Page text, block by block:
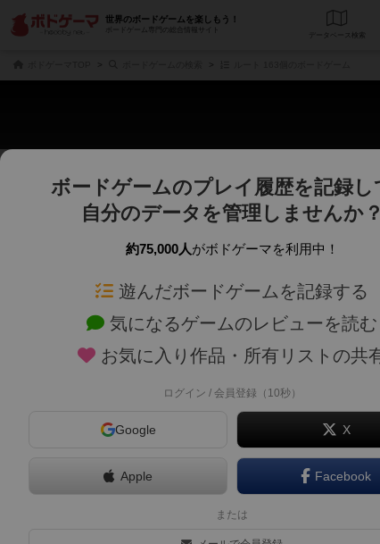
世界のボードゲームを楽しもう！
ボードゲーム専門の総合情報サイト
データベ
じっくり表示
商品名、商品説明文、デザイナー名、テーマ名、メカニクス名を対象に
ゲームデザイナー名を指
ゲームデザイナー
対象年齢を指定します。 世界観や
テーマ/フ
ボードゲームのプレイ履歴を記録し
自分のデータを管理しませんか？
約75,000人がボドゲーマを利用中！
遊んだボードゲームを記録する
気になるゲームのレビューを読む
お気に入り作品・所有リストの共
ログイン / 会員登録（10秒）
Google X
Apple Facebook
または